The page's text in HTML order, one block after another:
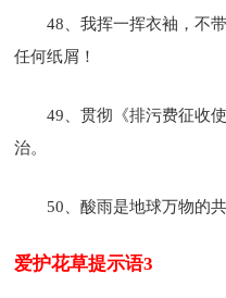
48、我挥一挥衣袖，不
任何纸屑！
49、贯彻《排污费征收
治。
50、酸雨是地球万物的共
爱护花草提示语3